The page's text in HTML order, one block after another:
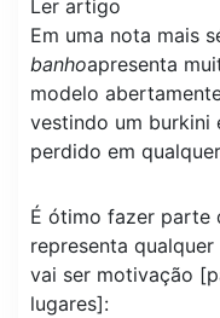
Ler artigo
Em uma nota mais
banhoapresenta
modelo
vestindo um burkini
perdido em
É ótimo fazer parte
representa
vai ser motivação
lugares]: